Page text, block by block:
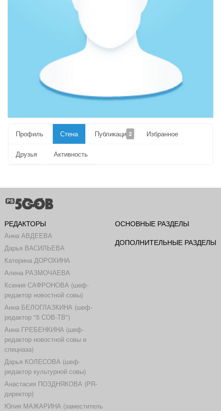
Профиль Стена Публикации2 Избранное
Друзья Активность
РЕДАКТОРЫ
Анна АВДЕЕВА
Дарья ВАСИЛЬЕВА
Катерина ДОРОХИНА
Алена РАЗМОЧАЕВА
Ксения САФРОНОВА (шеф-
редактор новостной совы)
Анна БЕЛОГЛАЗКИНА (шеф-
редактор "5 СОВ-ТВ")
Анна ГРЕБЕНКИНА (шеф-
редактор новостной совы и
спецназа)
Дарья КОЛЕСОВА (шеф-
редактор культурной совы)
Анастасия ПОЗДНЯКОВА (PR-
директор)
Юлия МАЖАРИНА (заместитель
ОСНОВНЫЕ РАЗДЕЛЫ
ДОПОЛНИТЕЛЬНЫЕ РАЗДЕЛЫ